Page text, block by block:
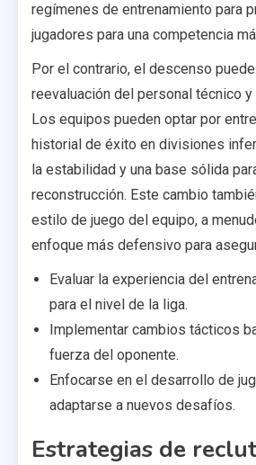
regímenes de entrenamiento para
jugadores para una competencia
Por el contrario, el descenso
reevaluación del personal técnico
Los equipos pueden optar por
historial de éxito en divisiones
la estabilidad y una base sólida
reconstrucción. Este cambio
estilo de juego del equipo, a
enfoque más defensivo para
Evaluar la experiencia del
para el nivel de la liga.
Implementar cambios tácticos
fuerza del oponente.
Enfocarse en el desarrollo de
adaptarse a nuevos desafíos.
Estrategias de